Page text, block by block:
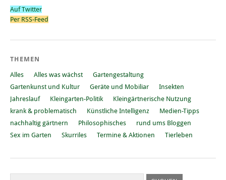
Auf Twitter
Per RSS-Feed
THEMEN
Alles Alles was wächst
Gartengestaltung
Gartenkunst und Kultur
Geräte und Mobiliar
Insekten
Jahreslauf
Kleingarten-Politik
Kleingärtnerische Nutzung
krank & problematisch
Künstliche Intelligenz
Medien-Tipps
nachhaltig gärtnern
Philosophisches
rund ums Bloggen
Sex im Garten
Skurriles Termine & Aktionen Tierleben